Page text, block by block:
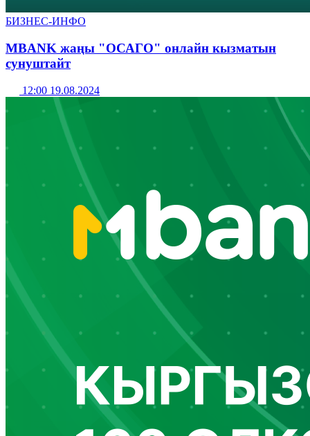
БИЗНЕС-ИНФО
MBANK жаңы "ОСАГО" онлайн кызматын
сунуштайт
12:00 19.08.2024